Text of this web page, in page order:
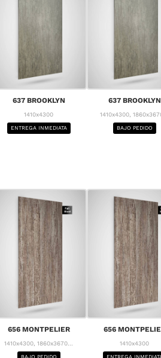
637 BROOKLYN
1410x4300
ENTREGA INMEDIATA
637 BROOKLYN
1410x4300,
BAJO PEDIDO
656 MONTPELIER
1410x4300, 1860x3670...
BAJO PEDIDO
656
1410x4300
ENTREGA